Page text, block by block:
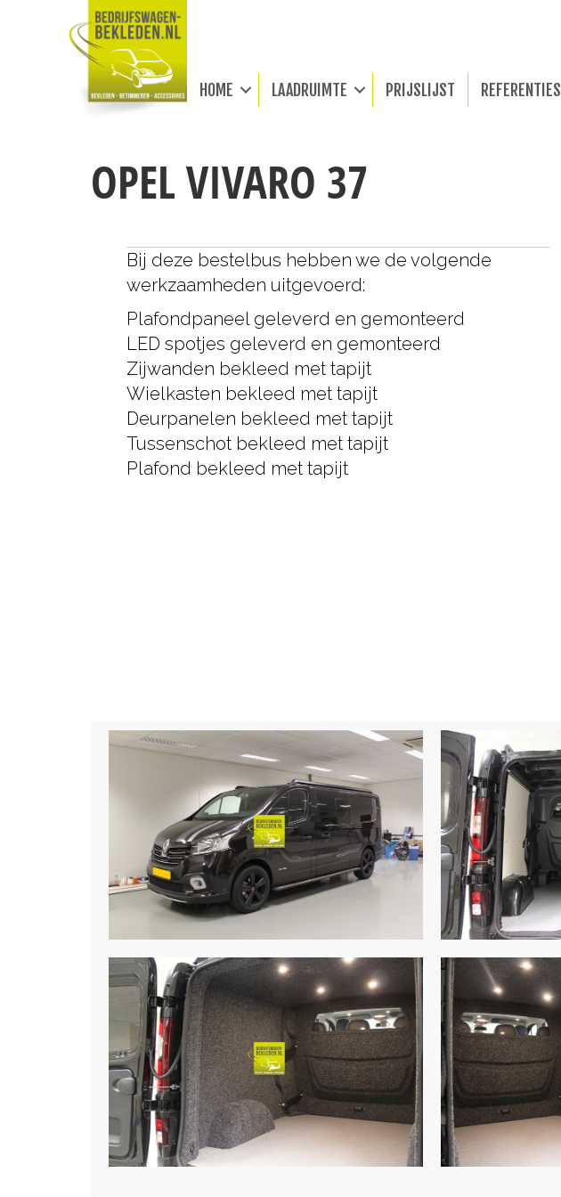
HOME LAADRUIMTE PRIJSLIJST REFERENTIES
OPEL VIVARO 37
Bij deze bestelbus hebben we de volgende
werkzaamheden uitgevoerd:
Plafondpaneel geleverd en gemonteerd
LED spotjes geleverd en gemonteerd
Zijwanden bekleed met tapijt
Wielkasten bekleed met tapijt
Deurpanelen bekleed met tapijt
Tussenschot bekleed met tapijt
Plafond bekleed met tapijt